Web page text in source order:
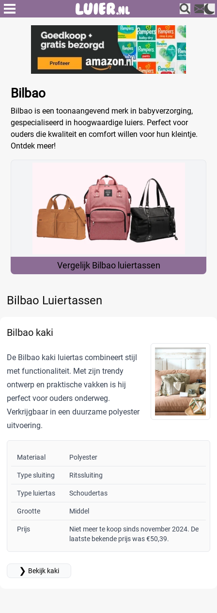
Bilbao
Bilbao is een toonaangevend merk in babyverzorging,
gespecialiseerd in hoogwaardige luiers. Perfect voor
ouders die kwaliteit en comfort willen voor hun kleintje.
Ontdek meer!
Vergelijk Bilbao luiertassen
Bilbao Luiertassen
Bilbao kaki
De Bilbao kaki luiertas combineert stijl
met functionaliteit. Met zijn trendy
ontwerp en praktische vakken is hij
perfect voor ouders onderweg.
Verkrijgbaar in een duurzame polyester
uitvoering.
Materiaal Polyester
Type sluiting Ritssluiting
Type luiertas Schoudertas
Grootte Middel
Prijs
Niet meer te koop sinds november 2024. De
laatste bekende prijs was €50,39.
❯ Bekijk kaki